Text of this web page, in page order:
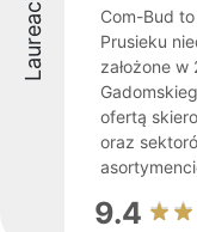
Laureaci
Com-Bud
Prusieku
założone w
ofertą
oraz
9.4